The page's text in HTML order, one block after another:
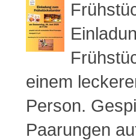
einem
Person.
Paarungen